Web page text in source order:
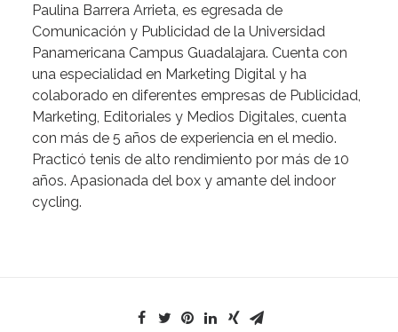
Paulina Barrera Arrieta, es egresada de
Comunicación y Publicidad de la Universidad
Panamericana Campus Guadalajara. Cuenta con
una especialidad en Marketing Digital y ha
colaborado en diferentes empresas de Publicidad,
Marketing, Editoriales y Medios Digitales, cuenta
con más de 5 años de experiencia en el medio.
Practicó tenis de alto rendimiento por más de 10
años. Apasionada del box y amante del indoor
cycling.